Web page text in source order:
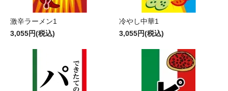
激辛ラーメン1
3,055円(税込)
冷やし中華1
3,055円(税込)